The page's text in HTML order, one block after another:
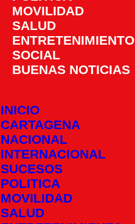
MOVILIDAD
SALUD
ENTRETENIMIENTO
SOCIAL
BUENAS NOTICIAS
INICIO
CARTAGENA
NACIONAL
INTERNACIONAL
SUCESOS
POLITICA
MOVILIDAD
SALUD